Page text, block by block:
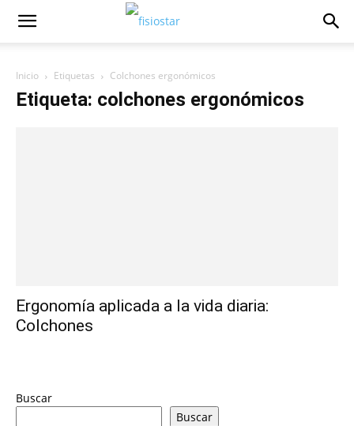
Inicio Etiquetas Colchones ergonómicos
Etiqueta: colchones ergonómicos
Ergonomía aplicada a la vida diaria:
Colchones
Buscar
Buscar